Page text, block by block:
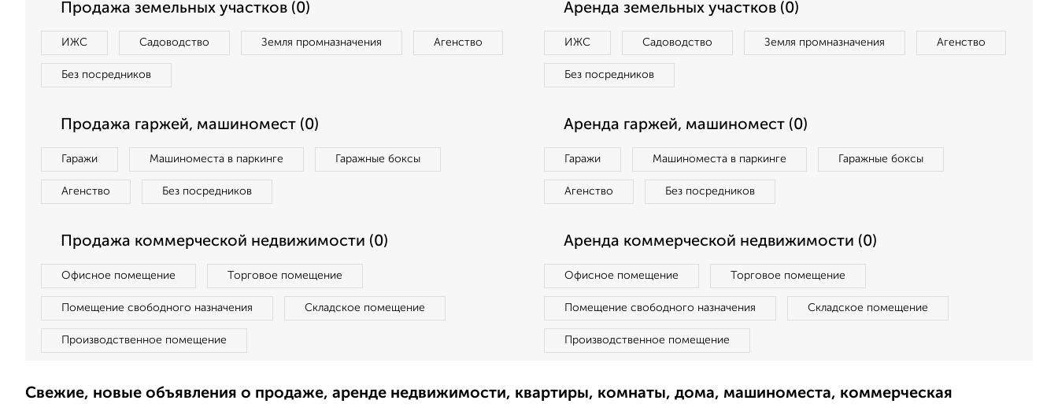
Продажа земельных участков (0)
ИЖС Садоводство Земля промназначения Агенство
Без посредников
Аренда земельных участков (0)
ИЖС Садоводство Земля промназначения Агенство
Без посредников
Продажа гаржей, машиномест (0)
Гаражи Машиноместа в паркинге Гаражные боксы
Агенство Без посредников
Аренда гаржей, машиномест (0)
Гаражи Машиноместа в паркинге Гаражные боксы
Агенство Без посредников
Продажа коммерческой недвижимости (0)
Офисное помещение Торговое помещение
Помещение свободного назначения Складское помещение
Производственное помещение
Аренда коммерческой недвижимости (0)
Офисное помещение Торговое помещение
Помещение свободного назначения Складское помещение
Производственное помещение
Свежие, новые объявления о продаже, аренде недвижимости, квартиры, комнаты, дома, машиноместа, коммерческая